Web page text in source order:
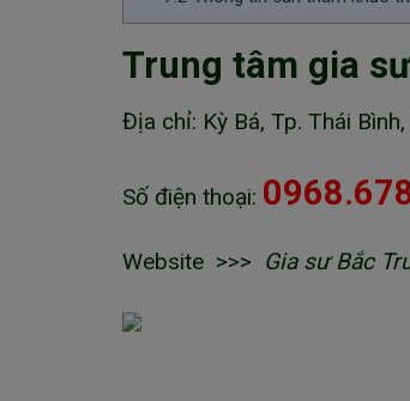
Trung tâm gia
Địa chỉ: Kỳ Bá, Tp. Thái
Số điện thoại:
Website >>> Gia sư Bắc